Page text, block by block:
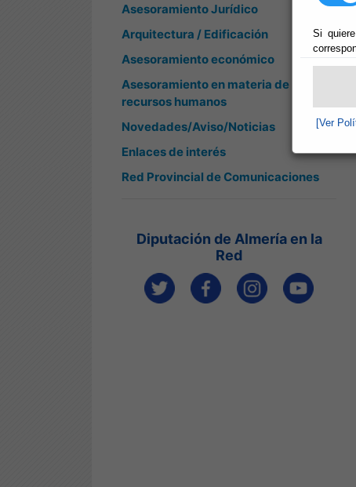
Si
[Ver
Asesoramiento Jurídico
Arquitectura / Edificación
Asesoramiento económico
Asesoramiento en materia de
recursos humanos
Novedades/Aviso/Noticias
Enlaces de interés
Red Provincial de Comunicaciones
Diputación de Almería en la
Red